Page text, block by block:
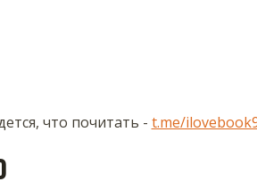
что почитать - t.me/